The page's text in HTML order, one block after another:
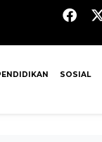
SOSIAL